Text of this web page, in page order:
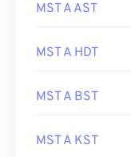
MST A AST
MST A HDT
MST A BST
MST A KST